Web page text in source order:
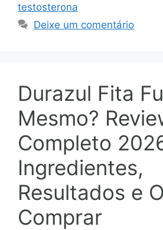
testosterona
Deixe um comentário
Durazul Fita
Mesmo?
Completo
Ingredientes,
Resultados e
Comprar